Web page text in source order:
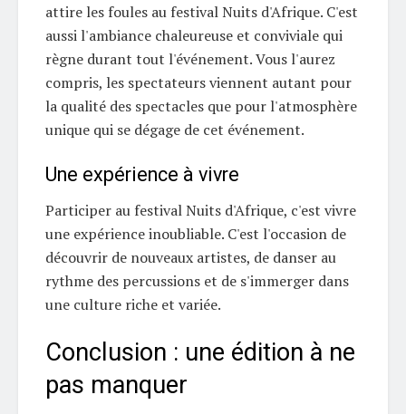
attire les foules au festival Nuits d'Afrique. C'est
aussi l'ambiance chaleureuse et conviviale qui
règne durant tout l'événement. Vous l'aurez
compris, les spectateurs viennent autant pour
la qualité des spectacles que pour l'atmosphère
unique qui se dégage de cet événement.
Une expérience à vivre
Participer au festival Nuits d'Afrique, c'est vivre
une expérience inoubliable. C'est l'occasion de
découvrir de nouveaux artistes, de danser au
rythme des percussions et de s'immerger dans
une culture riche et variée.
Conclusion : une édition à ne
pas manquer